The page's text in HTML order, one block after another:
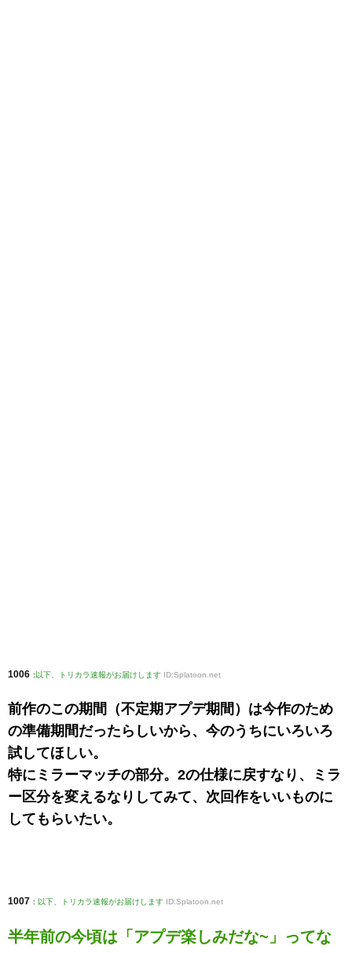
1006 :以下、トリカラ速報がお届けします ID:Splatoon.net
前作のこの期間（不定期アプデ期間）は今作のため
の準備期間だったらしいから、今のうちにいろいろ
試してほしい。
特にミラーマッチの部分。2の仕様に戻すなり、ミラ
ー区分を変えるなりしてみて、次回作をいいものに
してもらいたい。
1007 : 以下、トリカラ速報がお届けします ID:Splatoon.net
半年前の今頃は「アプデ楽しみだな~」ってな